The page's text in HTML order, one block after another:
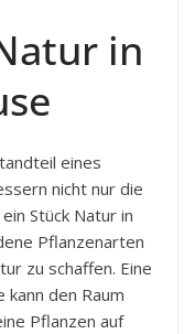
in
eines
nicht nur die
Stück Natur in
Pflanzenarten
zu schaffen. Eine
den Raum
Pflanzen auf